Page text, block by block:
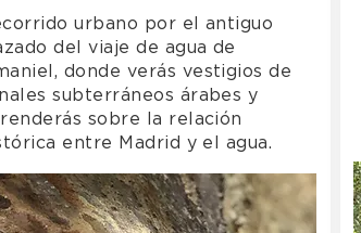
urbano por el antiguo
del viaje de agua de
donde verás vestigios de
subterráneos árabes y
sobre la relación
entre Madrid y el agua.